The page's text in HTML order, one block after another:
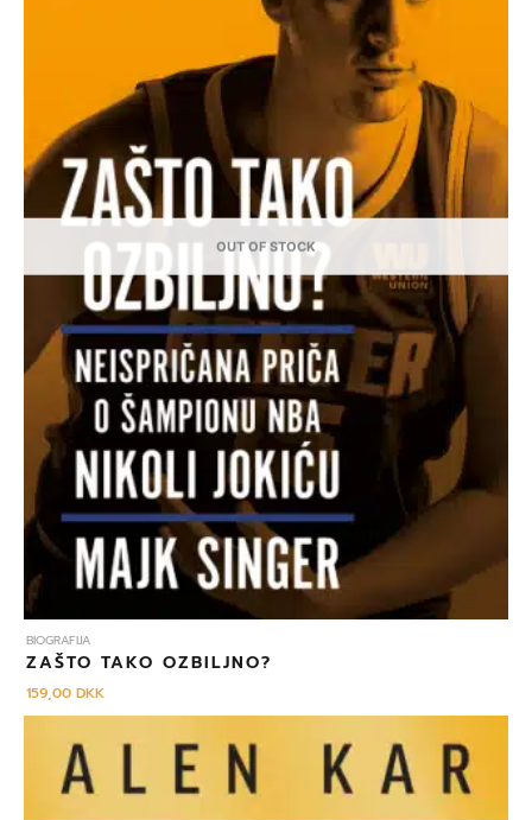
OUT OF STOCK
BIOGRAFIJA
ZAŠTO TAKO OZBILJNO?
159,00DKK